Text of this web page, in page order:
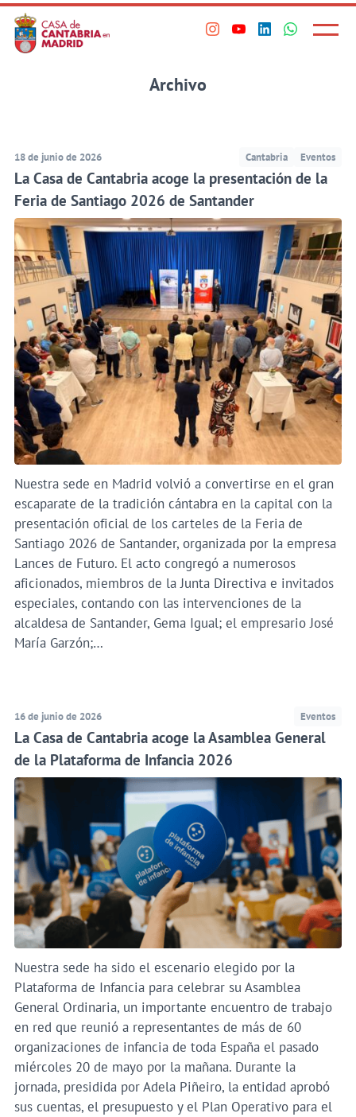
Saltar
al
contenido
VisitaVisitaVisitaVisita
Principal
Menú
Archivo
18 de junio de 2026 Cantabria Eventos
La Casa de Cantabria acoge la presentación de la
Feria de Santiago 2026 de Santander
Nuestra sede en Madrid volvió a convertirse en el gran
escaparate de la tradición cántabra en la capital con la
presentación oficial de los carteles de la Feria de
Santiago 2026 de Santander, organizada por la empresa
Lances de Futuro. El acto congregó a numerosos
aficionados, miembros de la Junta Directiva e invitados
especiales, contando con las intervenciones de la
alcaldesa de Santander, Gema Igual; el empresario José
María Garzón;…
16 de junio de 2026 Eventos
La Casa de Cantabria acoge la Asamblea General
de la Plataforma de Infancia 2026
Nuestra sede ha sido el escenario elegido por la
Plataforma de Infancia para celebrar su Asamblea
General Ordinaria, un importante encuentro de trabajo
en red que reunió a representantes de más de 60
organizaciones de infancia de toda España el pasado
miércoles 20 de mayo por la mañana. Durante la
jornada, presidida por Adela Piñeiro, la entidad aprobó
sus cuentas, el presupuesto y el Plan Operativo para el